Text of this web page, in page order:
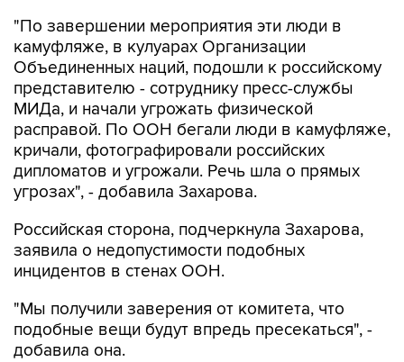
"По завершении мероприятия эти люди в
камуфляже, в кулуарах Организации
Объединенных наций, подошли к российскому
представителю - сотруднику пресс-службы
МИДа, и начали угрожать физической
расправой. По ООН бегали люди в камуфляже,
кричали, фотографировали российских
дипломатов и угрожали. Речь шла о прямых
угрозах", - добавила Захарова.
Российская сторона, подчеркнула Захарова,
заявила о недопустимости подобных
инцидентов в стенах ООН.
"Мы получили заверения от комитета, что
подобные вещи будут впредь пресекаться", -
добавила она.